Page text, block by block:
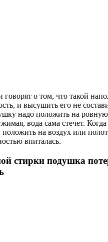
говорят о том, что такой
и высушить его не
надо положить на ровную
вода сама стечет. Когда
положить на воздух или
впиталась.
стирки подушка